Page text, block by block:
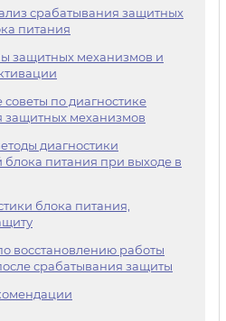
срабатывания защитных
питания
защитных механизмов и
по диагностике
защитных механизмов
диагностики
блока питания при выходе в
блока питания,
восстановлению работы
срабатывания защиты